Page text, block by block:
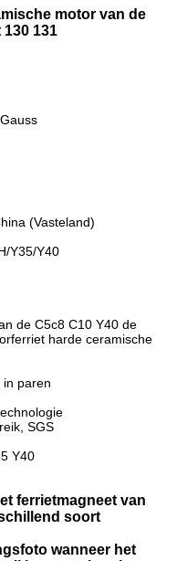
motor van de
131
(Vasteland)
Y35/Y40
de C5c8 C10 Y40 de
harde ceramische
in paren
SGS
Y40
ferrietmagneet van
soort
wanneer het